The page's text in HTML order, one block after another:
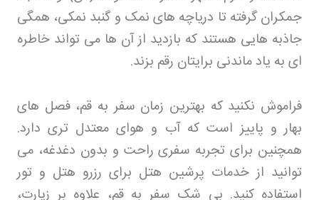
جمکران گرفته تا دریاچه های نمک و گنبد نمکی، همگی
جاذبه هایی هستند که بازدید از آن ها می تواند خاطره
ای به یاد ماندنی برایتان رقم بزند.
فراموش نکنید که بهترین زمان سفر به قم، فصل های
بهار و پاییز است که آب و هوای معتدل تری دارد.
همچنین برای تجربه سفری راحت و بدون دغدغه، می
توانید از خدمات پرشین هتل برای رزرو هتل و تور
استفاده کنید. بی شک سفر به قم، علاوه بر زیارت،